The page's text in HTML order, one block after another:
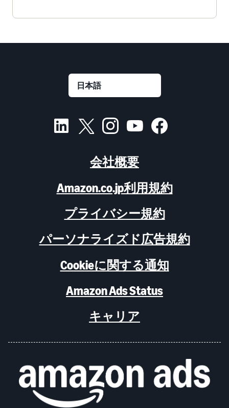
会社概要
Amazon.co.jp利用規約
プライバシー規約
パーソナライズド広告規約
Cookieに関する通知
Amazon Ads Status
キャリア